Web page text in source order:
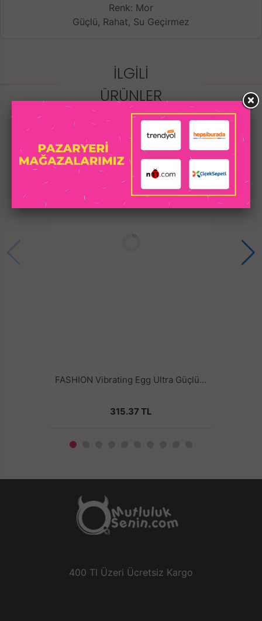
Renk: Mor
Güçlü, Rahat, Su Geçirmez
İLGILI
ÜRÜNLER
FASHION Vibrating Egg Ultra Güçlü Kademeli Titreşimli Orgazm Topu
315.37 TL
400 Tl Üzeri Ücretsiz Kargo